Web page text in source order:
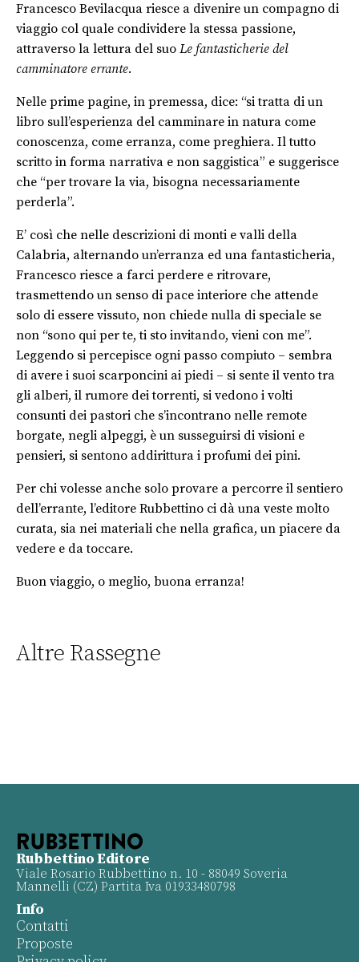
Francesco Bevilacqua riesce a divenire un compagno di
viaggio col quale condividere la stessa passione,
attraverso la lettura del suo Le fantasticherie del
camminatore errante.
Nelle prime pagine, in premessa, dice: “si tratta di un
libro sull’esperienza del camminare in natura come
conoscenza, come erranza, come preghiera. Il tutto
scritto in forma narrativa e non saggistica” e suggerisce
che “per trovare la via, bisogna necessariamente
perderla”.
E’ così che nelle descrizioni di monti e valli della
Calabria, alternando un’erranza ed una fantasticheria,
Francesco riesce a farci perdere e ritrovare,
trasmettendo un senso di pace interiore che attende
solo di essere vissuto, non chiede nulla di speciale se
non “sono qui per te, ti sto invitando, vieni con me”.
Leggendo si percepisce ogni passo compiuto – sembra
di avere i suoi scarponcini ai piedi – si sente il vento tra
gli alberi, il rumore dei torrenti, si vedono i volti
consunti dei pastori che s’incontrano nelle remote
borgate, negli alpeggi, è un susseguirsi di visioni e
pensieri, si sentono addirittura i profumi dei pini.
Per chi volesse anche solo provare a percorre il sentiero
dell’errante, l’editore Rubbettino ci dà una veste molto
curata, sia nei materiali che nella grafica, un piacere da
vedere e da toccare.
Buon viaggio, o meglio, buona erranza!
Altre Rassegne
Rubbettino Editore
Viale Rosario Rubbettino n. 10 - 88049 Soveria
Mannelli (CZ) Partita Iva 01933480798
Info
Contatti
Proposte